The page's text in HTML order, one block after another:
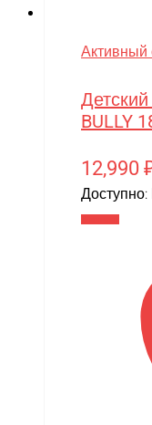
Активный
BULLY
12,990
Доступно: